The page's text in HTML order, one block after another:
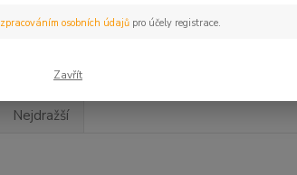
Nejdražší
zpracováním osobních údajůpro účely registrace.
Zavřít